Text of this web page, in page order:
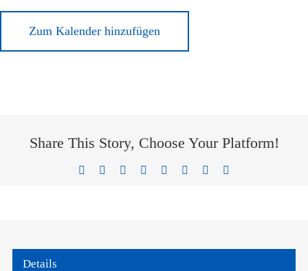
Zum Kalender hinzufügen
Share This Story, Choose Your Platform!
Facebook Reddit LinkedIn
TumblrPinterest
Details